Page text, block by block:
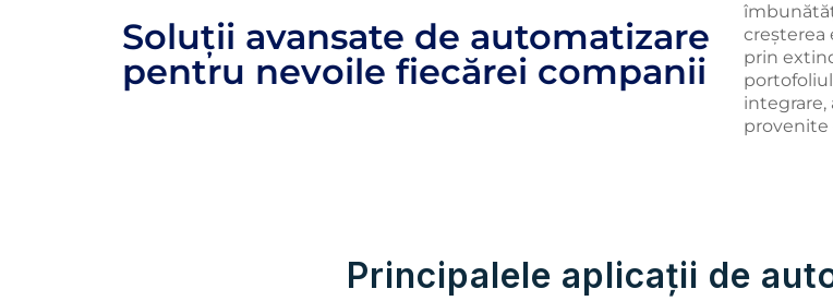
Soluții avansate de automatizare
pentru nevoile fiecărei companii
creșterea
prin
integrare,
provenite
Principalele aplicații de